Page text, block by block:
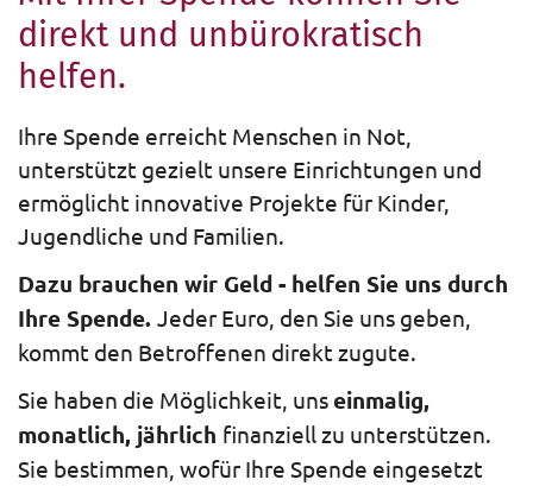
direkt und unbürokratisch
helfen.
Ihre Spende erreicht Menschen in Not,
unterstützt gezielt unsere Einrichtungen und
ermöglicht innovative Projekte für Kinder,
Jugendliche und Familien.
Dazu brauchen wir Geld - helfen Sie uns durch
Ihre Spende. Jeder Euro, den Sie uns geben,
kommt den Betroffenen direkt zugute.
Sie haben die Möglichkeit, unseinmalig,
monatlich, jährlich finanziell zu unterstützen.
Sie bestimmen, wofür Ihre Spende eingesetzt